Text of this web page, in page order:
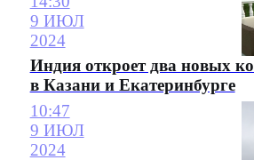
9 ИЮЛ
2024
Индия откроет два новых
в Казани и Екатеринбурге
10:47
9 ИЮЛ
2024